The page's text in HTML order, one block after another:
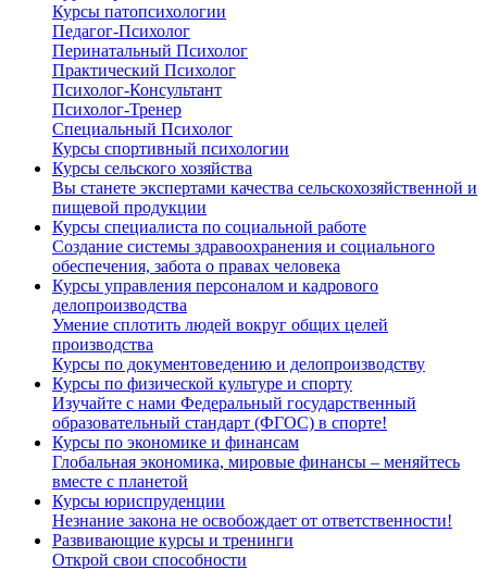
Курсы патопсихологии
Педагог-Психолог
Перинатальный Психолог
Практический Психолог
Психолог-Консультант
Психолог-Тренер
Специальный Психолог
Курсы спортивный психологии
Курсы сельского хозяйства
Вы станете экспертами качества сельскохозяйственной и
пищевой продукции
Курсы специалиста по социальной работе
Создание системы здравоохранения и социального
обеспечения, забота о правах человека
Курсы управления персоналом и кадрового
делопроизводства
Умение сплотить людей вокруг общих целей
производства
Курсы по документоведению и делопроизводству
Курсы по физической культуре и спорту
Изучайте с нами Федеральный государственный
образовательный стандарт (ФГОС) в спорте!
Курсы по экономике и финансам
Глобальная экономика, мировые финансы – меняйтесь
вместе с планетой
Курсы юриспруденции
Незнание закона не освобождает от ответственности!
Развивающие курсы и тренинги
Открой свои способности